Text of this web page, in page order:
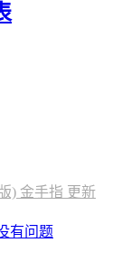
) 金手指 更新
有问题